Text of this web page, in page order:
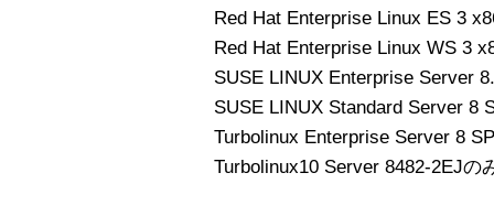
Red Hat Enterprise Linux ES 3
Red Hat Enterprise Linux WS 3
SUSE LINUX Enterprise Server
SUSE LINUX Standard Server 8
Turbolinux Enterprise Server 8
Turbolinux10 Server 8482-2EJ